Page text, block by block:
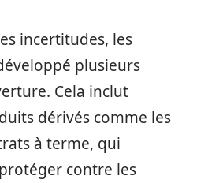
incertitudes, les
plusieurs
Cela inclut
dérivés comme les
à terme, qui
contre les